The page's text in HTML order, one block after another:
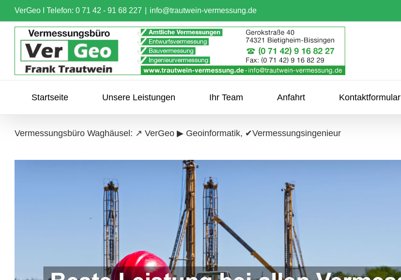
Skip
to
VerGeo I Telefon: 0 71 42 - 91 68 227 info@trautwein-vermessung.de
Startseite Unsere Leistungen Ihr Team Anfahrt Kontaktformular
Vermessungsbüro Waghäusel: ↗️ VerGeo ▶︎ Geoinformatik, ✔Vermessungsingenieur